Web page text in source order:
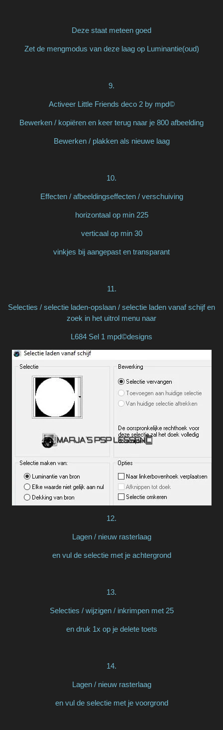
Deze staat meteen goed
Zet de mengmodus van deze laag op Luminantie(oud)
9.
Activeer Little Friends deco 2 by mpd©
Bewerken / kopiëren en keer terug naar je 800 afbeelding
Bewerken / plakken als nieuwe laag
10.
Effecten / afbeeldingseffecten / verschuiving
horizontaal op min 225
verticaal op min 30
vinkjes bij aangepast en transparant
11.
Selecties / selectie laden-opslaan / selectie laden vanaf schijf en
zoek in het uitrol menu naar
L684 Sel 1 mpd©designs
12.
Lagen / nieuw rasterlaag
en vul de selectie met je achtergrond
13.
Selecties / wijzigen / inkrimpen met 25
en druk 1x op je delete toets
14.
Lagen / nieuw rasterlaag
en vul de selectie met je voorgrond